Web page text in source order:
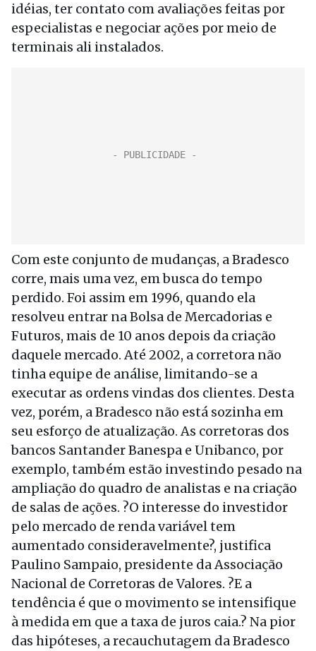
idéias, ter contato com avaliações feitas por
especialistas e negociar ações por meio de
terminais ali instalados.
Com este conjunto de mudanças, a Bradesco
corre, mais uma vez, em busca do tempo
perdido. Foi assim em 1996, quando ela
resolveu entrar na Bolsa de Mercadorias e
Futuros, mais de 10 anos depois da criação
daquele mercado. Até 2002, a corretora não
tinha equipe de análise, limitando-se a
executar as ordens vindas dos clientes. Desta
vez, porém, a Bradesco não está sozinha em
seu esforço de atualização. As corretoras dos
bancos Santander Banespa e Unibanco, por
exemplo, também estão investindo pesado na
ampliação do quadro de analistas e na criação
de salas de ações. ?O interesse do investidor
pelo mercado de renda variável tem
aumentado consideravelmente?, justifica
Paulino Sampaio, presidente da Associação
Nacional de Corretoras de Valores. ?E a
tendência é que o movimento se intensifique
à medida em que a taxa de juros caia.? Na pior
das hipóteses, a recauchutagem da Bradesco